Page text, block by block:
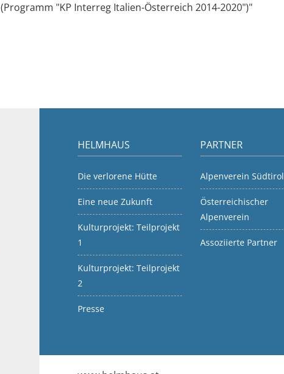
(Programm "KP Interreg Italien-Österreich 2014-2020")"
HELMHAUS
Die verlorene Hütte
Eine neue Zukunft
Kulturprojekt: Teilprojekt
1
Kulturprojekt: Teilprojekt
2
Presse
PARTNER
Alpenverein Südtirol
Österreichischer
Alpenverein
Assoziierte Partner